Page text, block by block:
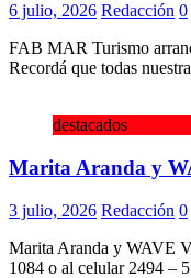
6 julio, 2026 Redacción 0
FAB MAR Turismo
Recordá que todas
destacados
Marita Aranda y
3 julio, 2026 Redacción 0
Marita Aranda y WAVE
1084 o al celular 2494 –